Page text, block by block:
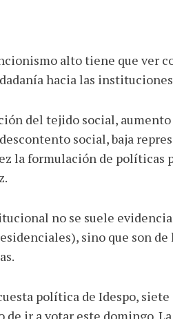
alto tiene que ver
hacia las
del tejido social,
social, baja
la formulación de políticas
no se suele
sino que son de
política de Idespo, siete
ir a votar este domingo.